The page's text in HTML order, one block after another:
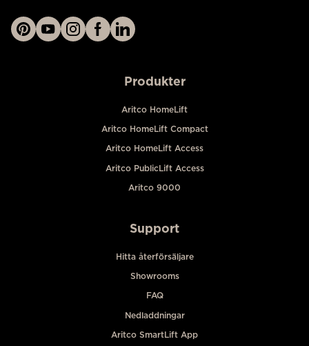
Produkter
Aritco HomeLift
Aritco HomeLift Compact
Aritco HomeLift Access
Aritco PublicLift Access
Aritco 9000
Support
Hitta återförsäljare
Showrooms
FAQ
Nedladdningar
Aritco SmartLift App